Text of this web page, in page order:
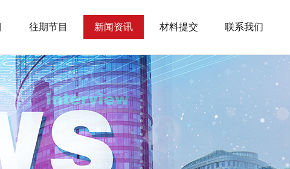
往期节目 新闻资讯 材料提交 联系我们